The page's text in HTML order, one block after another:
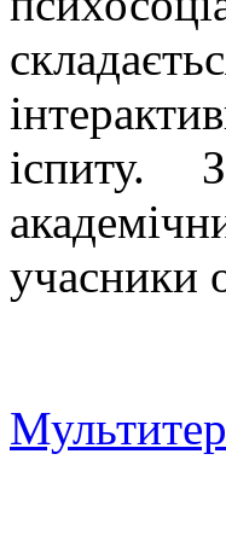
іспиту.
учасники